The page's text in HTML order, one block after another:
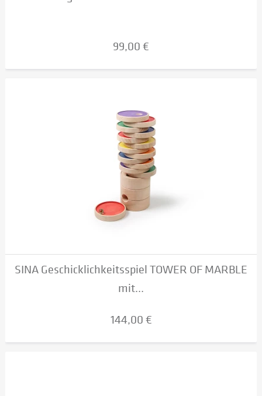
99,00 €
SINA Geschicklichkeitsspiel TOWER OF MARBLE
mit...
144,00 €